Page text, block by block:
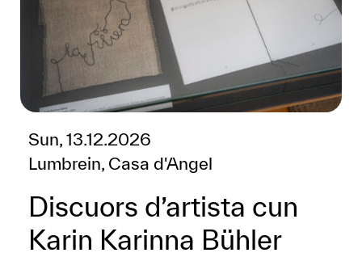
Sun, 13.12.2026
Lumbrein, Casa d'Angel
Discuors d’artista cun
Karin Karinna Bühler